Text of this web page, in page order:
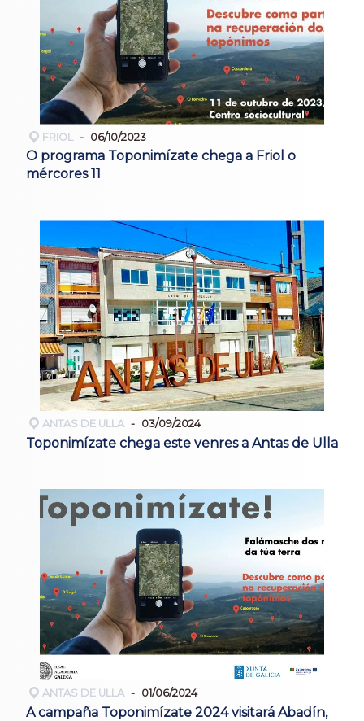
FRIOL 06/10/2023
O programa Toponimízate chega a Friol o
mércores 11
ANTAS DE ULLA 03/09/2024
Toponimízate chega este venres a Antas de Ulla
ANTAS DE ULLA 01/06/2024
A campaña Toponimízate 2024 visitará Abadín,